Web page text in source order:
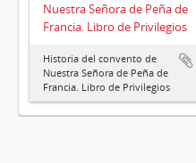
Nuestra Señora de Peña de
Francia. Libro de Privilegios
Historia del convento de
Nuestra Señora de Peña de
Francia. Libro de Privilegios